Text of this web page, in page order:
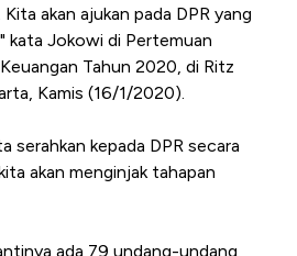
akan ajukan pada DPR yang
kata Jokowi di Pertemuan
Tahun 2020, di Ritz
Kamis (16/1/2020).
serahkan kepada DPR secara
akan menginjak tahapan
ada 79 undang-undang